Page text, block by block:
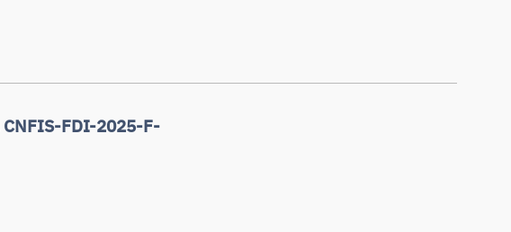
FDI-2025-F-